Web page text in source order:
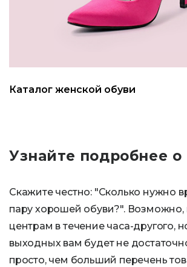
Каталог женской обуви
Узнайте подробнее о
Скажите честно: "Сколько нужно
пару хорошей обуви?".
центрам в течение часа-другого,
выходных вам будет не
просто, чем больший перечень